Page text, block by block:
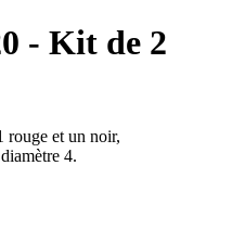
- Kit de 2
rouge et un noir,
4.